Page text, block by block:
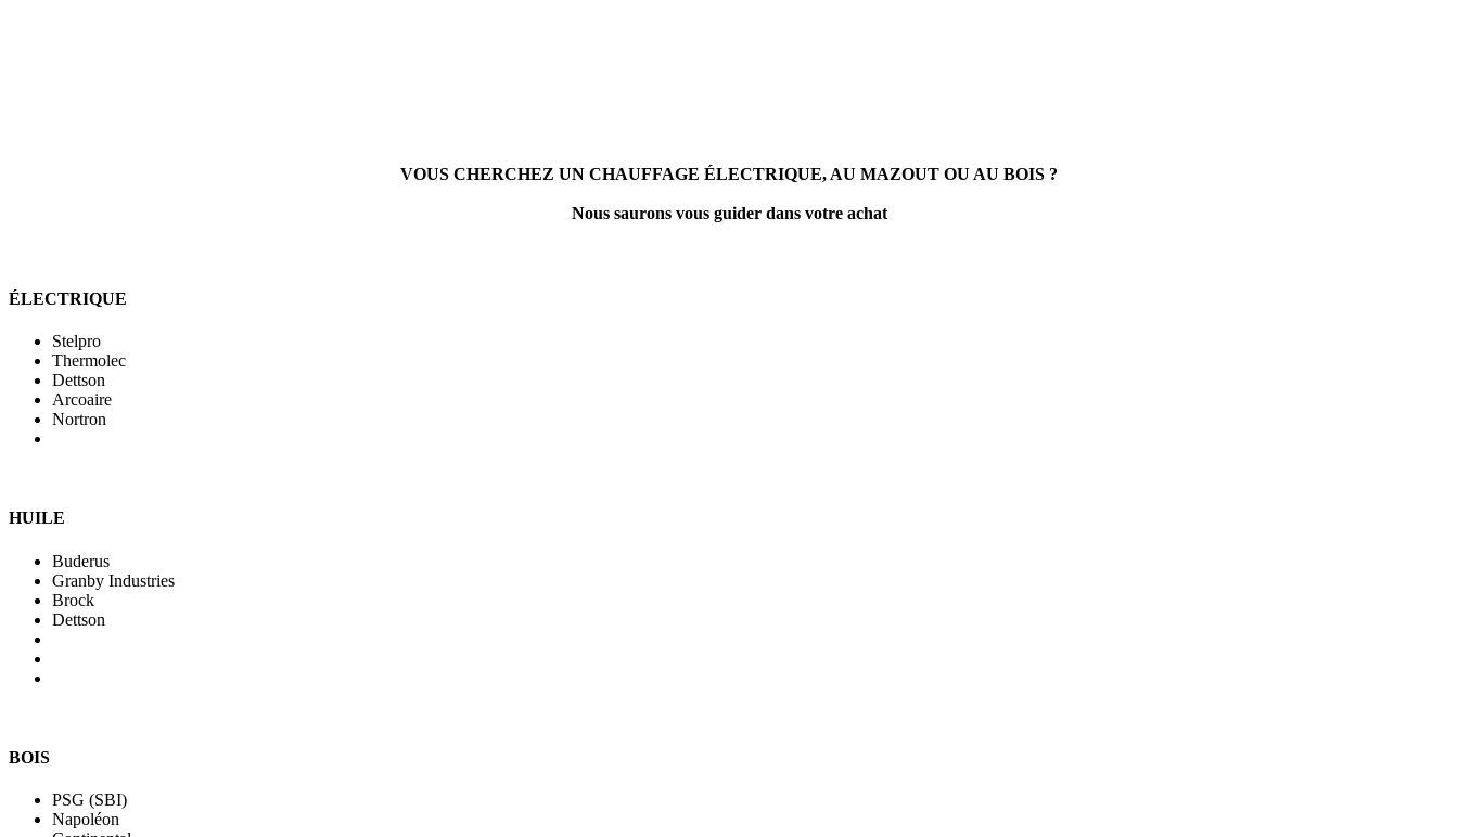
VOUS CHERCHEZ UN CHAUFFAGE ÉLECTRIQUE, AU MAZOUT OU AU BOIS ?
Nous saurons vous guider dans votre achat
ÉLECTRIQUE
Stelpro
Thermolec
Dettson
Arcoaire
Nortron
HUILE
Buderus
Granby Industries
Brock
Dettson
BOIS
PSG (SBI)
Napoléon